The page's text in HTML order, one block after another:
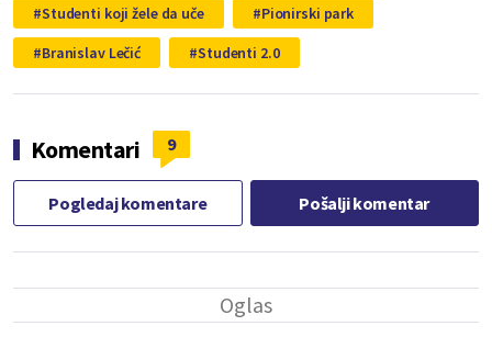
Studenti koji žele da uče
Pionirski park
Branislav Lečić
Studenti 2.0
Komentari 9
Pogledaj komentare Pošalji komentar